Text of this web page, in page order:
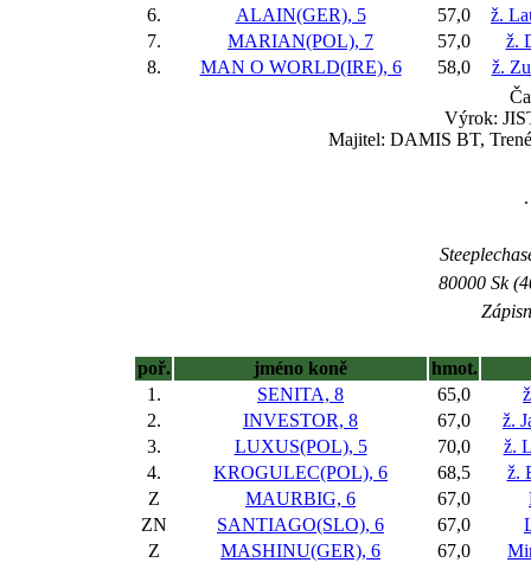
6.
ALAIN(GER), 5 57,0
ž.
7.
MARIAN(POL), 7 57,0
ž.
8.
MAN O WORLD(IRE), 6 58,0
ž.
Výrok:
Majitel: DAMIS BT,
80000 Sk
poř. jméno koně
hmot.
1.
SENITA, 8 65,0
2.
INVESTOR, 8 67,0
ž.
3.
LUXUS(POL), 5 70,0
ž.
4.
KROGULEC(POL), 6 68,5
ž.
Z
MAURBIG, 6 67,0
ZN
SANTIAGO(SLO), 6 67,0
Z
MASHINU(GER), 6 67,0